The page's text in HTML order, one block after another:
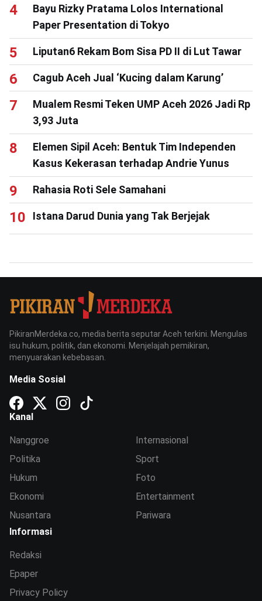
Bayu Rizky Pratama Lolos International
Paper Presentation di Tokyo
Liputan6 Rekam Bom Sisa PD II di Lut Tawar
Cagub Aceh Jual ‘Kucing dalam Karung’
Mualem Resmi Teken UMP Aceh 2026 Jadi Rp
3,93 Juta
Elemen Sipil Aceh: Bentuk Tim Independen
Kasus Kekerasan terhadap Andrie Yunus
Rahasia Roti Sele Samahani
Istana Darud Dunia yang Tak Berjejak
PikiranMerdeka.co, media berita seputar Aceh terkini. Mengulas
isu hukum, politik, dan ekonomi. Menjelajah pemikiran,
menyuarakan kebebasan.
Media Sosial
Kanal
Nanggroe
Politika
Hukum
Ekonomi
Nusantara
Internasional
Sport
Foto
Entertainment
Pariwara
Informasi
Redaksi
Epaper
Privacy Policy